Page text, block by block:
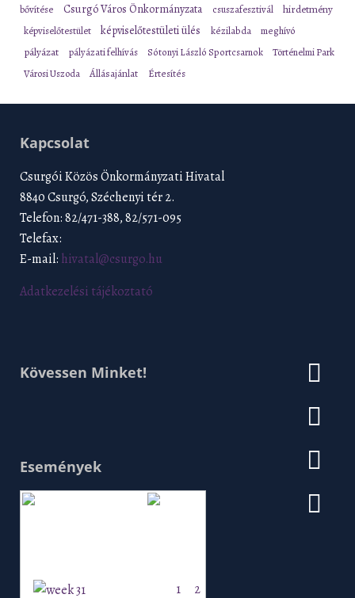
bővítése
Csurgó Város Önkormányzata csuszafesztivál hirdetmény
képviselőtestület képviselőtestületi ülés kézilabda meghívó
pályázat pályázati felhívás Sótonyi László Sportcsarnok
Történelmi Park
Városi Uszoda
Állásajánlat Értesítés
Kapcsolat
Csurgói Közös Önkormányzati Hivatal
8840 Csurgó, Széchenyi tér 2.
Telefon: 82/471-388, 82/571-095
Telefax:
E-mail: hivatal@csurgo.hu
Adatkezelési tájékoztató
Kövessen Minket!
Események
1
2